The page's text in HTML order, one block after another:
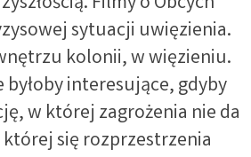
sytuacji uwięzienia.
kolonii, w więzieniu.
byłoby interesujące, gdyby
w której zagrożenia nie da
się rozprzestrzenia